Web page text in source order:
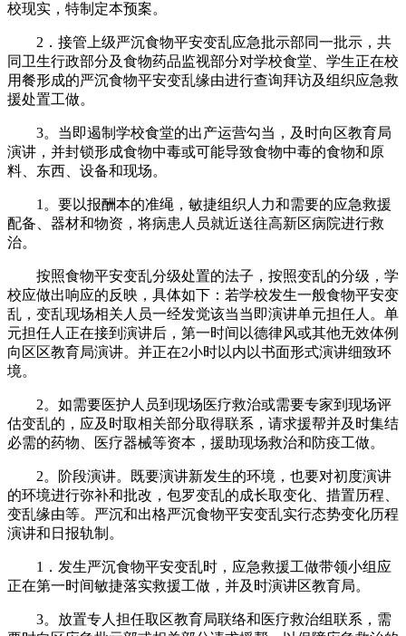
校现实，特制定本预案。
2．接管上级严沉食物平安变乱应急批示部同一批示，共
同卫生行政部分及食物药品监视部分对学校食堂、学生正在校
用餐形成的严沉食物平安变乱缘由进行查询拜访及组织应急救
援处置工做。
3。当即遏制学校食堂的出产运营勾当，及时向区教育局
演讲，并封锁形成食物中毒或可能导致食物中毒的食物和原
料、东西、设备和现场。
1。要以报酬本的准绳，敏捷组织人力和需要的应急救援
配备、器材和物资，将病患人员就近送往高新区病院进行救
治。
按照食物平安变乱分级处置的法子，按照变乱的分级，学
校应做出响应的反映，具体如下：若学校发生一般食物平安变
乱，变乱现场相关人员一经发觉该当当即演讲单元担任人。单
元担任人正在接到演讲后，第一时间以德律风或其他无效体例
向区区教育局演讲。并正在2小时以内以书面形式演讲细致环
境。
2。如需要医护人员到现场医疗救治或需要专家到现场评
估变乱的，应及时取相关部分取得联系，请求援帮并及时集结
必需的药物、医疗器械等资本，援助现场救治和防疫工做。
2。阶段演讲。既要演讲新发生的环境，也要对初度演讲
的环境进行弥补和批改，包罗变乱的成长取变化、措置历程、
变乱缘由等。严沉和出格严沉食物平安变乱实行态势变化历程
演讲和日报轨制。
1．发生严沉食物平安变乱时，应急救援工做带领小组应
正在第一时间敏捷落实救援工做，并及时演讲区教育局。
3。放置专人担任取区教育局联络和医疗救治组联系，需